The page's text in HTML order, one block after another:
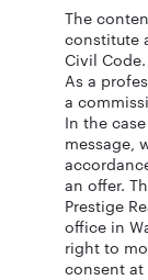
The
constitute
Civil Code.
As a
a
In the
message,
an offer.
Prestige
office in
right to
consent at